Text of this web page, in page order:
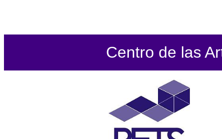
Centro de las